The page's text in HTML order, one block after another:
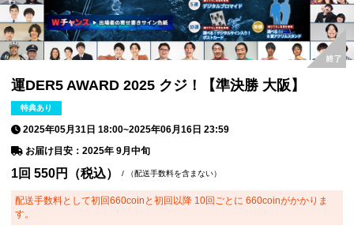
運DER5 AWARD 2025 クジ！【準決勝 大阪】
特典あり
2025年05月31日 18:00~2025年06月16日 23:59
お届け目安：2025年 9月中旬
1回550円（税込）/ （配送手数料を含まない）
配送手数料として初回660coinと初回以降 10回ごとに 660coinがかかりま
す。